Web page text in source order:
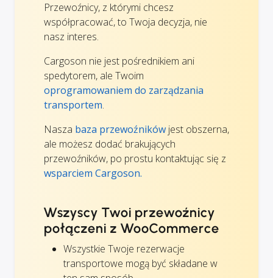
Przewoźnicy, z którymi chcesz
współpracować, to Twoja decyzja, nie
nasz interes.
Cargoson nie jest pośrednikiem ani
spedytorem, ale Twoim
oprogramowaniem do zarządzania
transportem.
Nasza baza przewoźników jest obszerna,
ale możesz dodać brakujących
przewoźników, po prostu kontaktując się z
wsparciem Cargoson.
Wszyscy Twoi przewoźnicy
połączeni z WooCommerce
Wszystkie Twoje rezerwacje
transportowe mogą być składane w